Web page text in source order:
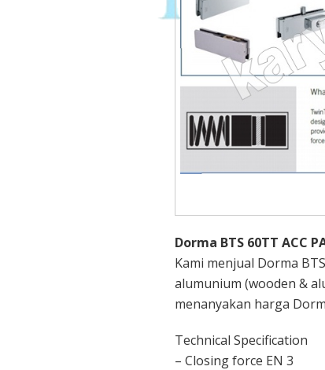
Dorma BTS 60TT ACC
Kami menjual Dorma
alumunium (wooden &
menanyakan harga
Technical Specification
– Closing force EN 3